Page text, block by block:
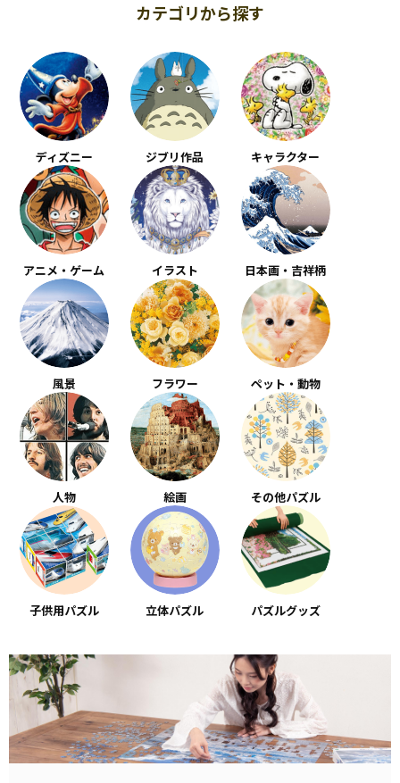
カテゴリから探す
ディズニー ジブリ作品 キャラクター
アニメ・ゲーム イラスト 日本画・吉祥柄
風景 フラワー ペット・動物
人物 絵画 その他パズル
子供用パズル 立体パズル パズルグッズ